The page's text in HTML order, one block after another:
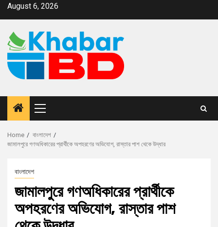
August 6, 2026
Home
বাংলাদেশ
জামালপুরে গণঅধিকারের প্রার্থীকে অপহরণের অভিযোগ, রাস্তার পাশ থেকে উদ্ধার
বাংলাদেশ
জামালপুরে গণঅধিকারের প্রার্থীকে
অপহরণের অভিযোগ, রাস্তার পাশ